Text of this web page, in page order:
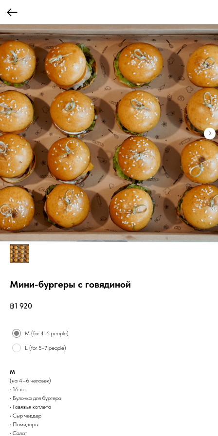
Мини-бургеры с говядиной
฿1 920
M (for 4-6 people)
L (for 5-7 people)
M
(на 4–6 человек)
• 16 шт.
• Булочка для бургера
• Говяжья котлета
• Сыр чеддер
• Помидоры
• Салат